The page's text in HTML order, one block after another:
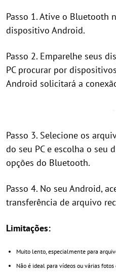
Passo 1. Ative o Bluetooth
dispositivo Android.
Passo 2. Emparelhe seus
PC procurar por
Android solicitará a
Passo 3. Selecione os
do seu PC e escolha o seu
opções do Bluetooth.
Passo 4. No seu Android,
transferência de arquivo
Limitações:
Muito lento, especialmente para
Não é ideal para vídeos ou várias fotos